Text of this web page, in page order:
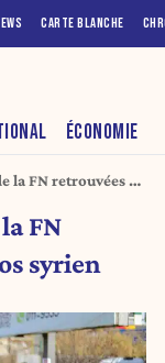
CARTE BLANCHE
ÉCONOMIE
la FN retrouvées au
FN
syrien